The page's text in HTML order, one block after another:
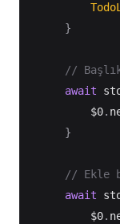
}
//
await
$0.
}
// Ekle
await
$0.